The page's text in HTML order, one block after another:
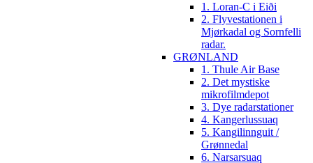
1. Loran-C i Eiði
2. Flyvestationen i
Mjørkadal og Sornfelli
radar.
GRØNLAND
1. Thule Air Base
2. Det mystiske
mikrofilmdepot
3. Dye radarstationer
4. Kangerlussuaq
5. Kangilinnguit /
Grønnedal
6. Narsarsuaq